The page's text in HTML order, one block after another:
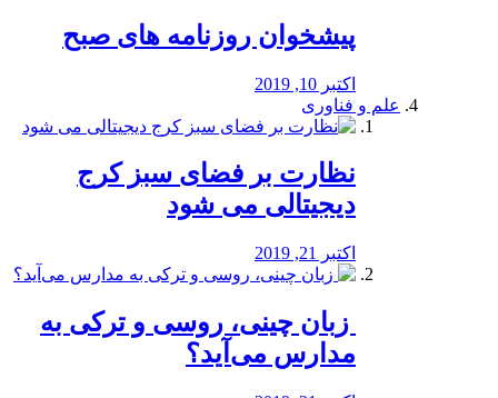
پیشخوان روزنامه های صبح
اکتبر 10, 2019
علم و فناوری
نظارت بر فضای سبز کرج
دیجیتالی می شود
اکتبر 21, 2019
️ زبان چینی، روسی و ترکی به
مدارس می‌آید؟